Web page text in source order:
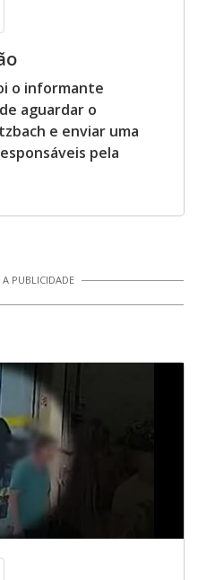
o informante
aguardar o
e enviar uma
pela
PUBLICIDADE